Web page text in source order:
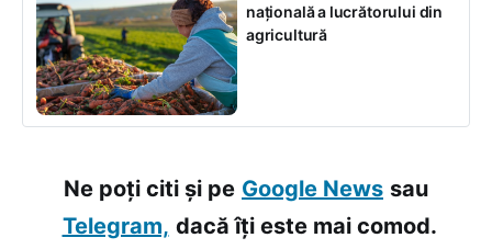
națională a lucrătorului din
agricultură
Ne poți citi și pe Google News sau
Telegram, dacă îți este mai comod.